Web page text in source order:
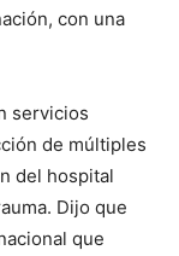
con una
servicios
de múltiples
del hospital
Dijo que
que